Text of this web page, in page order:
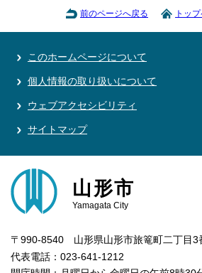
前のページへ戻る トッ
このホームページについて
個人情報の取り扱いについて
ウェブアクセシビリティ
サイトマップ
山形市
Yamagata City
〒990-8540 山形県山形市旅篭町二丁目3
代表電話：023-641-1212